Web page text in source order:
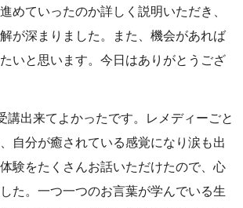
めていったのか詳しく説明いただき、
が深まりました。また、機会があれば
いと思います。今日はありがとうござ
講出来てよかったです。レメディーごと
自分が癒されている感覚になり涙も出
験をたくさんお話いただけたので、心
た。一つ一つのお言葉が学んでいる生